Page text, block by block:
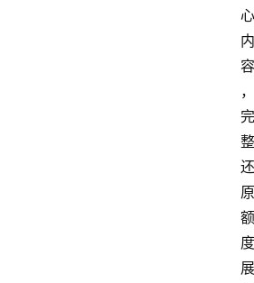
心
内
容
，
完
整
还
原
额
度
展